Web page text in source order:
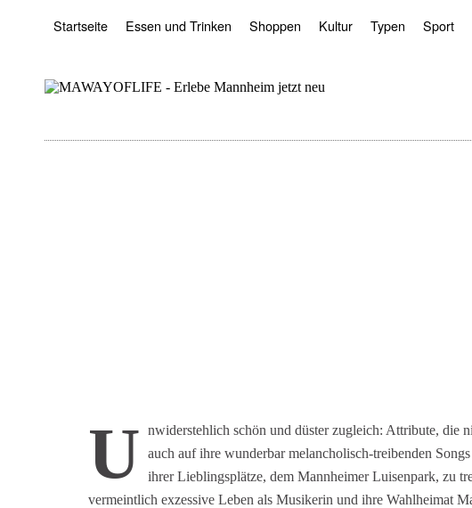
Startseite Essen und Trinken Shoppen Kultur Typen Sport
U
nwiderstehlich schön und düster zugleich: Attribute, die
auch auf ihre wunderbar melancholisch-treibenden
ihrer Lieblingsplätze, dem Mannheimer Luisenpark, zu
vermeintlich exzessive Leben als Musikerin und ihre Wahlheimat